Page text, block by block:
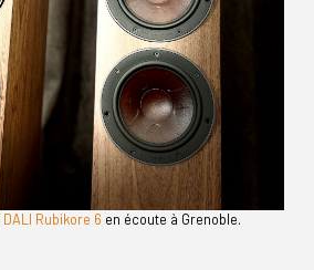
DALI Rubikore 6 en écoute à Grenoble.